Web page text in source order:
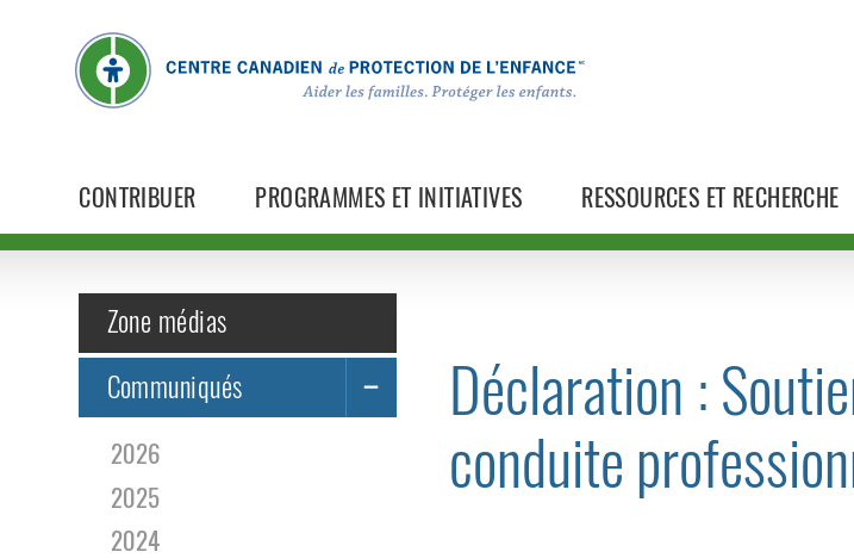
CONTRIBUER PROGRAMMES ET INITIATIVES RESSOURCES ET RECHERCHE
Zone médias
Communiqués
TOGGLE COMMUNIQUÉS SUBLIST
2026
2025
2024
Déclaration :
conduite